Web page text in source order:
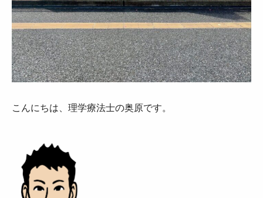
こんにちは、理学療法士の奥原です。